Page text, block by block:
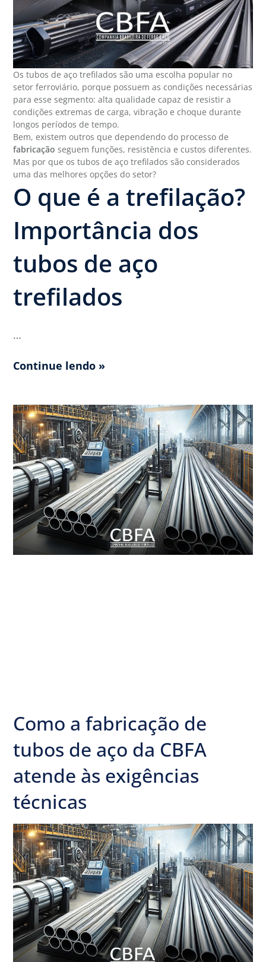
Os tubos de aço trefilados são uma escolha popular no
setor ferroviário, porque possuem as condições necessárias
para esse segmento: alta qualidade capaz de resistir a
condições extremas de carga, vibração e choque durante
longos períodos de tempo.
Bem, existem outros que dependendo do processo de
fabricação seguem funções, resistência e custos diferentes.
Mas por que os tubos de aço trefilados são considerados
uma das melhores opções do setor?
O que é a trefilação?
Importância dos
tubos de aço
trefilados
…
Continue lendo »
Como a fabricação de
tubos de aço da CBFA
atende às exigências
técnicas